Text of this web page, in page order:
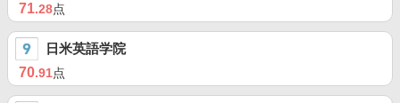
71.28点
日米英語学院
70.91点